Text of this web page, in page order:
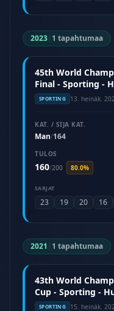
2023| 1 tapahtumaa
45th World
Final - Sporting -
SPORTING 13. heinäk.
KAT. / SIJA KAT.
Man/164
TULOS
160/200 80.0%
SARJAT
23 19 20 16
2021 | 1 tapahtumaa
43th World
Cup - Sporting -
SPORTING 15. heinäk.